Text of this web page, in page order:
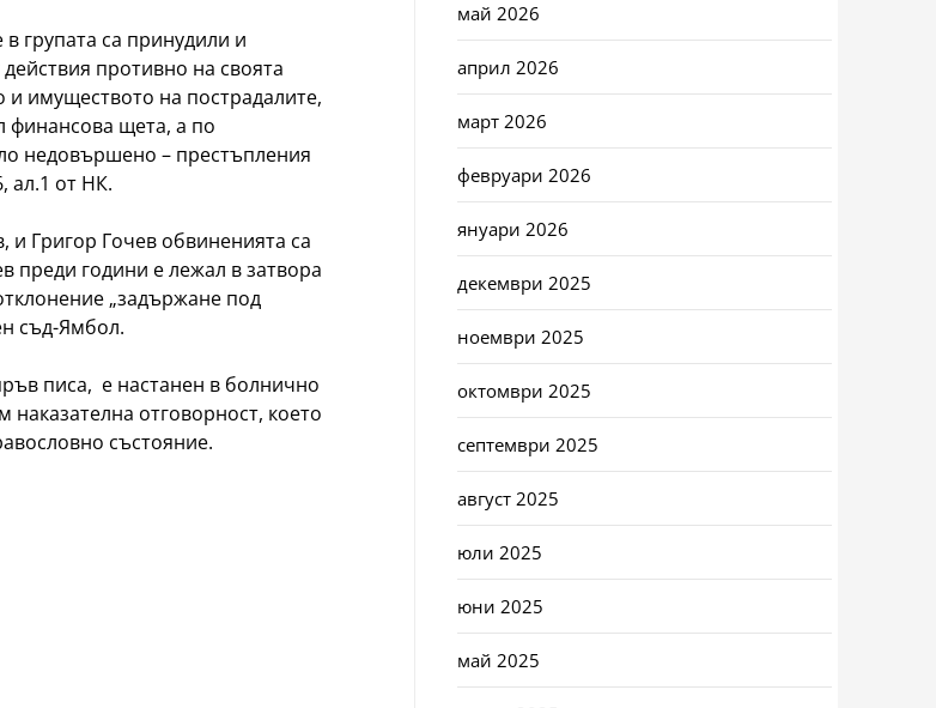
групата са принудили и
противно на своята
и имуществото на пострадалите,
финансова щета, а по
недовършено – престъпления
ал.1 от НК.
и Григор Гочев обвиненията са
години е лежал в затвора
„задържане под
съд-Ямбол.
писа, е настанен в болнично
отговорност, което
състояние.
май 2026
април 2026
март 2026
февруари 2026
януари 2026
декември 2025
ноември 2025
октомври 2025
септември 2025
август 2025
юли 2025
юни 2025
май 2025